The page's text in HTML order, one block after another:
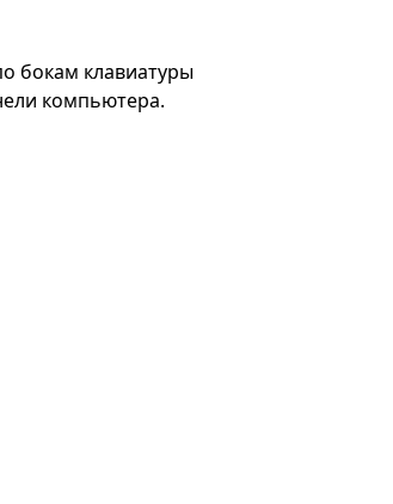
бокам клавиатуры
компьютера.